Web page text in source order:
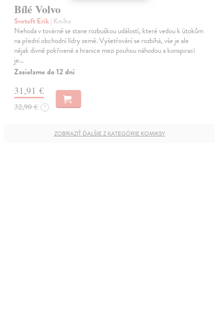
Bílé Volvo
Svetoft Erik| Kniha
Nehoda v továrně se stane rozbuškou událostí, které vedou k útokům
na přední obchodní lídry země. Vyšetřování se rozbíhá, vše je ale
nějak divně pokřivené a hranice mezi pouhou náhodou a konspirací
je…
Zasielame do 12 dní
31,91 €
32,90 € ?
ZOBRAZIŤ ĎALŠIE Z KATEGÓRIE KOMIKSY